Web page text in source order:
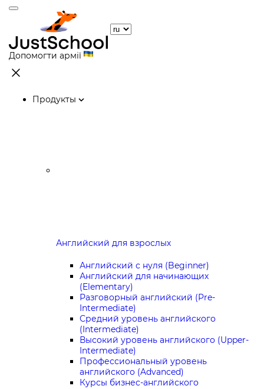
Допомогти армії
Продукты
Английский для взрослых
Английский с нуля (Beginner)
Английский для начинающих
(Elementary)
Разговорный английский (Pre-
Intermediate)
Средний уровень английского
(Intermediate)
Высокий уровень английского (Upper-
Intermediate)
Профессиональный уровень
английского (Advanced)
Курсы бизнес-английского